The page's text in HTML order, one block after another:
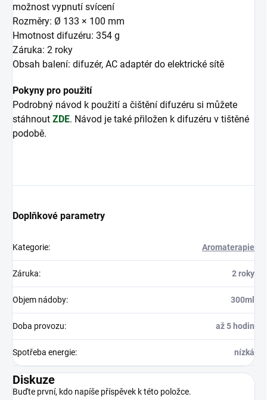
možnost vypnutí svícení
Rozměry: Ø 133 × 100 mm
Hmotnost difuzéru: 354 g
Záruka: 2 roky
Obsah balení: difuzér, AC adaptér do elektrické sítě
Pokyny pro použití
Podrobný návod k použití a čištění difuzéru si můžete
stáhnout ZDE. Návod je také přiložen k difuzéru v tištěné
podobě.
Doplňkové parametry
Kategorie: Aromaterapie
Záruka: 2 roky
Objem nádoby: 300ml
Doba provozu: až 5 hodin
Spotřeba energie: nízká
Diskuze
Buďte první, kdo napíše příspěvek k této položce.